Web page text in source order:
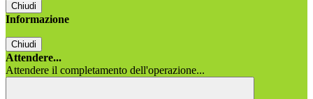
Chiudi
Informazione
Chiudi
Attendere...
Attendere il completamento dell'operazione...